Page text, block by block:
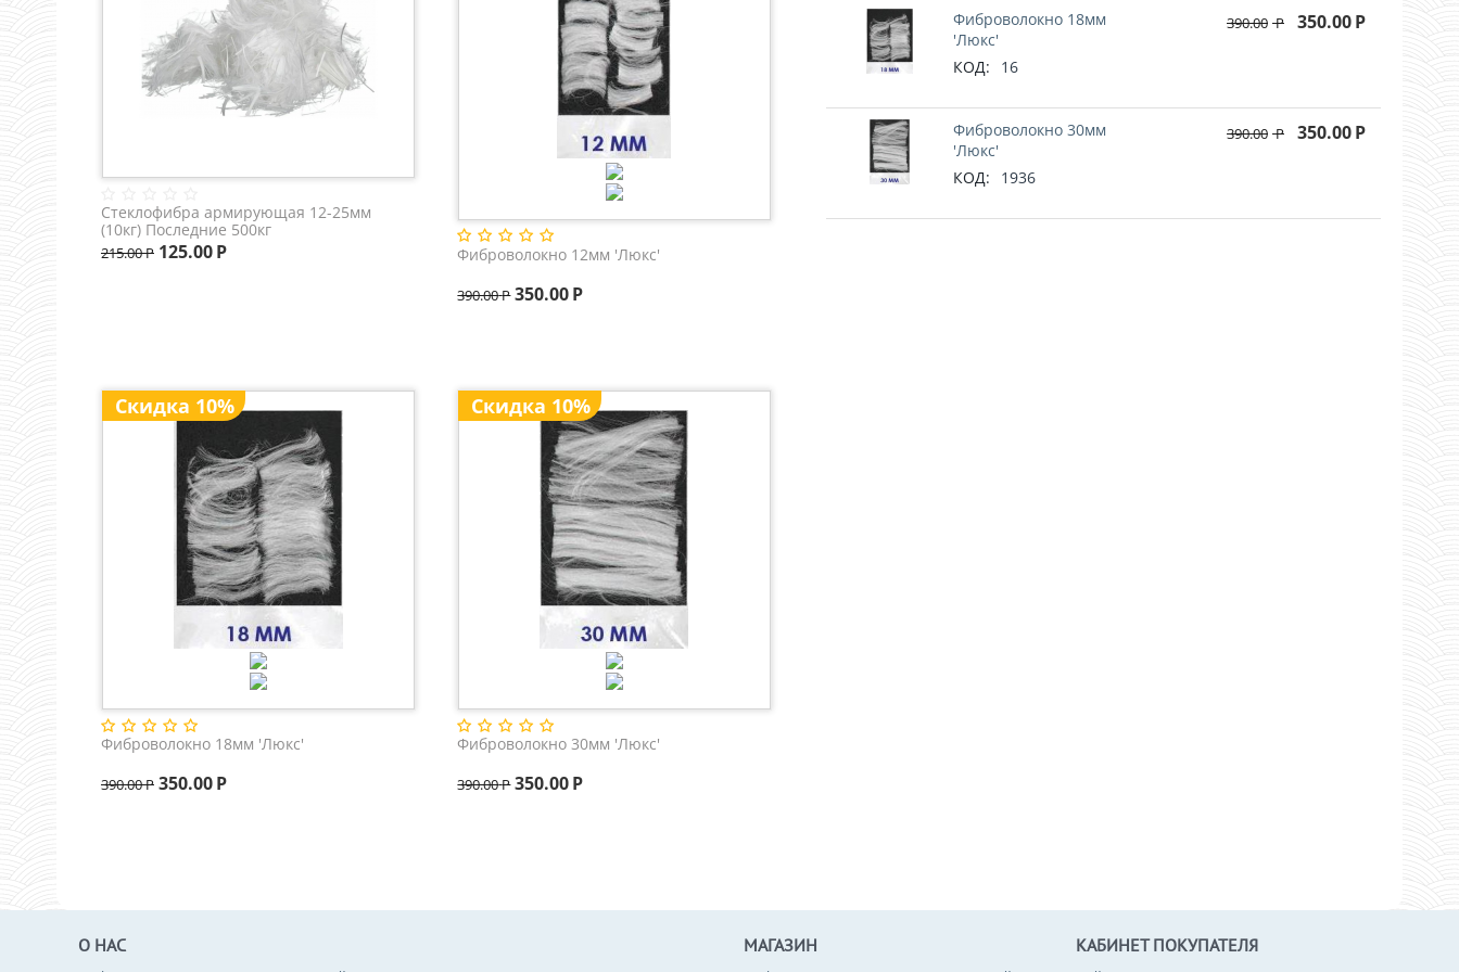
Стеклофибра армирующая 12-25мм
(10кг) Последние 500кг
215.00Р 125.00Р Фиброволокно 12мм 'Люкс'
390.00Р 350.00Р
Скидка 10%
Фиброволокно 18мм 'Люкс'
390.00Р 350.00Р
Скидка 10%
Фиброволокно 30мм 'Люкс'
390.00Р 350.00Р
Фиброволокно 18мм
'Люкс'
КОД:
16
390.00 Р 350.00Р
Фиброволокно 30мм
'Люкс'
КОД:
1936
390.00 Р 350.00Р
О НАС МАГАЗИН КАБИНЕТ ПОКУПАТЕЛЯ